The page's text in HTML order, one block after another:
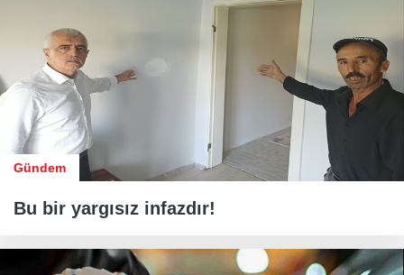
Gündem
Bu bir yargısız infazdır!